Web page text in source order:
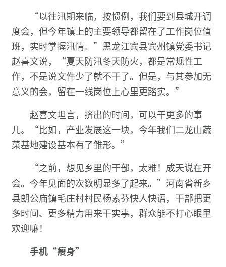
“以往汛期来临，按惯例，我们要到县城开调
度会，但今年镇上的主要领导都留在了工作岗位值
班，实时掌握汛情。”黑龙江宾县宾州镇党委书记
赵喜文说，“夏天防汛冬天防火，都是常规性工
作，不是说文件少了就不干了。但是，与其参加无
意义的会，留在一线岗位上心里更踏实。”
赵喜文坦言，挤出的时间，可以干更多的事
儿。“比如，产业发展这一块，今年我们二龙山蔬
菜基地建设基本有了雏形。”
“之前，想见乡里的干部，太难！成天说在开
会。今年见面的次数明显多了起来。”河南省新乡
县朗公庙镇毛庄村村民杨素芬快人快语，干部把更
多时间、更多精力用来干实事，群众能不打心眼里
欢迎嘛！
手机“瘦身”